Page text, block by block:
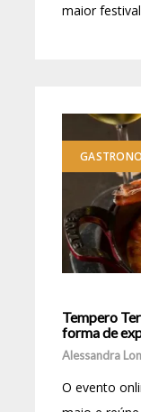
maior
Tempero
forma de
Alessandra
O evento